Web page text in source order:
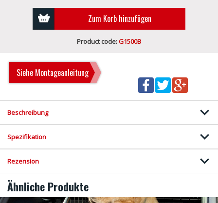
Zum Korb hinzufügen
Product code:G1500B
Siehe Montageanleitung
Beschreibung
Spezifikation
Rezension
Ähnliche Produkte